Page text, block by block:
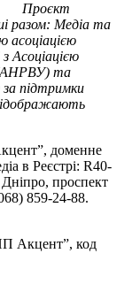
Проєкт
разом: Медіа та
асоціацією
Асоціацією
(АНРВУ) та
за підтримки
доменне
в Реєстрі: R40-
проспект
859-24-88.
Акцент”, код